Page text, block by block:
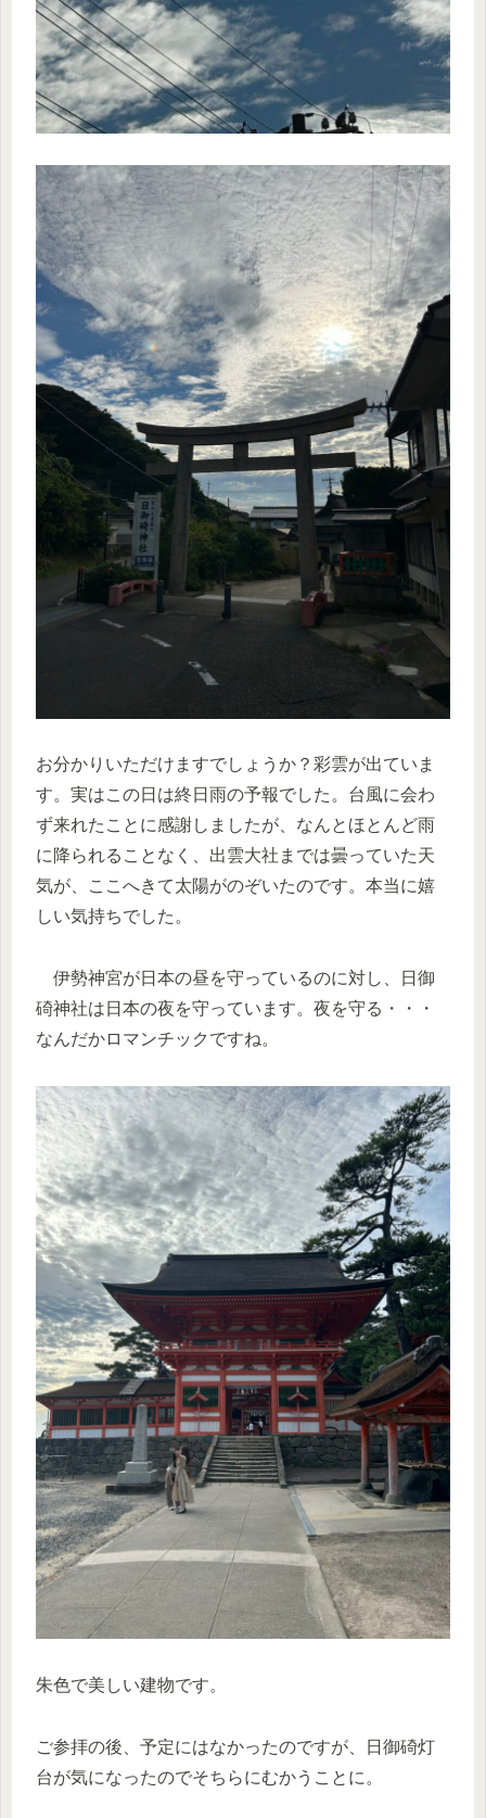
お分かりいただけますでしょうか？彩雲が出ていま
す。実はこの日は終日雨の予報でした。台風に会わ
ず来れたことに感謝しましたが、なんとほとんど雨
に降られることなく、出雲大社までは曇っていた天
気が、ここへきて太陽がのぞいたのです。本当に嬉
しい気持ちでした。
伊勢神宮が日本の昼を守っているのに対し、日御
碕神社は日本の夜を守っています。夜を守る・・・
なんだかロマンチックですね。
朱色で美しい建物です。
ご参拝の後、予定にはなかったのですが、日御碕灯
台が気になったのでそちらにむかうことに。